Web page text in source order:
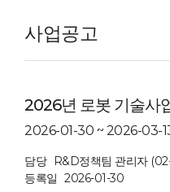
사업공고
2026년 로봇 기술사
2026-01-30 ~ 2026-03-
담당
R&D정책팀 관리자
등록일 2026-01-30